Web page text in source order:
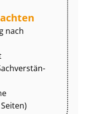
nach